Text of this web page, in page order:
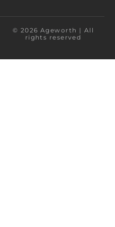
© 2026 Ageworth | All
rights reserved